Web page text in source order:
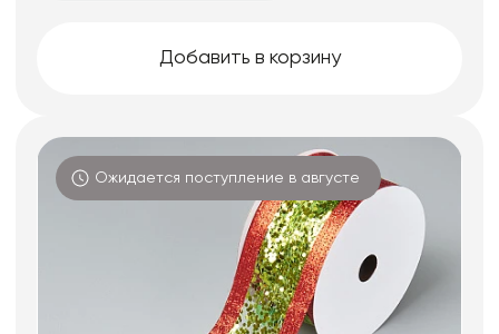
Добавить в корзину
Ожидается поступление в августе